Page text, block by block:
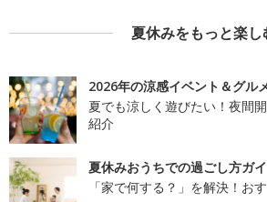
夏休みをもっと楽し
2026年の涼感イベント＆グル
夏でも涼しく遊びたい！夜間
紹介
夏休みおうちでの過ごし方ガ
「家で何する？」を解決！お